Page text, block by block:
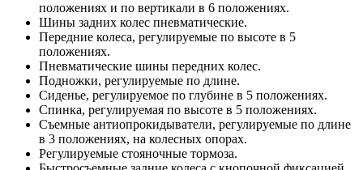
положениях и по вертикали в 6 положениях.
Шины задних колес пневматические.
Передние колеса, регулируемые по высоте в 5
положениях.
Пневматические шины передних колес.
Подножки, регулируемые по длине.
Сиденье, регулируемое по глубине в 5 положениях.
Спинка, регулируемая по высоте в 5 положениях.
Съемные антиопрокидыватели, регулируемые по длине
в 3 положениях, на колесных опорах.
Регулируемые стояночные тормоза.